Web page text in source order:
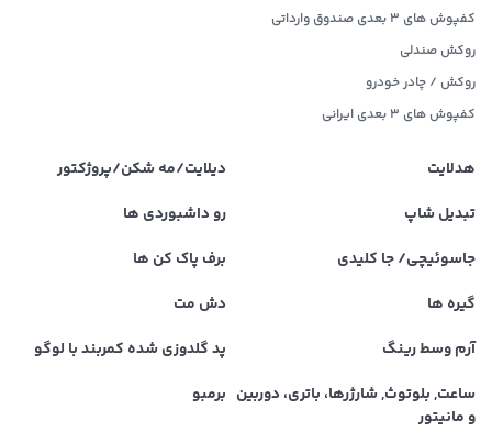
کفپوش های 3 بعدی صندوق وارداتی
روکش صندلی
روکش / چادر خودرو
کفپوش های ۳ بعدی ایرانی
هدلایت
دیلایت/مه شکن/پروژکتور
تبدیل شاپ
رو داشبوردی ها
جاسوئیچی/ جا کلیدی
برف پاک کن ها
گیره ها
دش مت
آرم وسط رینگ
پد گلدوزی شده کمربند با لوگو
ساعت, بلوتوث, شارژرها، باتری، دوربین
و مانیتور
برمبو